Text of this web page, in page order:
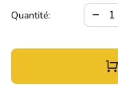
Quantité: remove